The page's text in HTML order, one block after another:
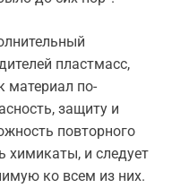
пластмасс,
материал по-
защиту и
повторного
химикаты, и следует
ко всем из них.